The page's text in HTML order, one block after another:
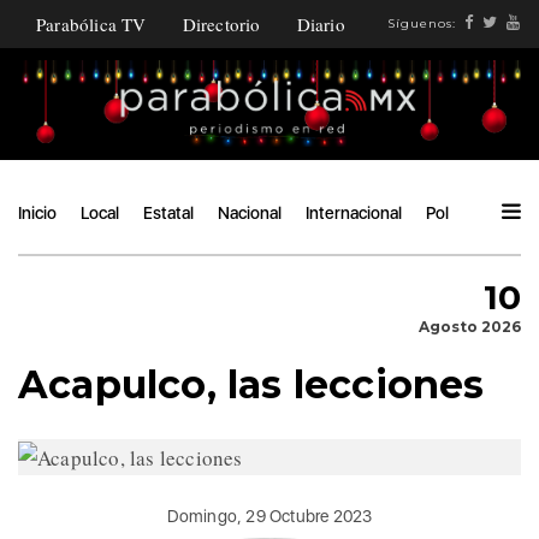
Parabólica TV Directorio Diario Síguenos:
Inicio Local Estatal Nacional Internacional Política
10
Agosto 2026
Acapulco, las lecciones
Domingo, 29 Octubre 2023